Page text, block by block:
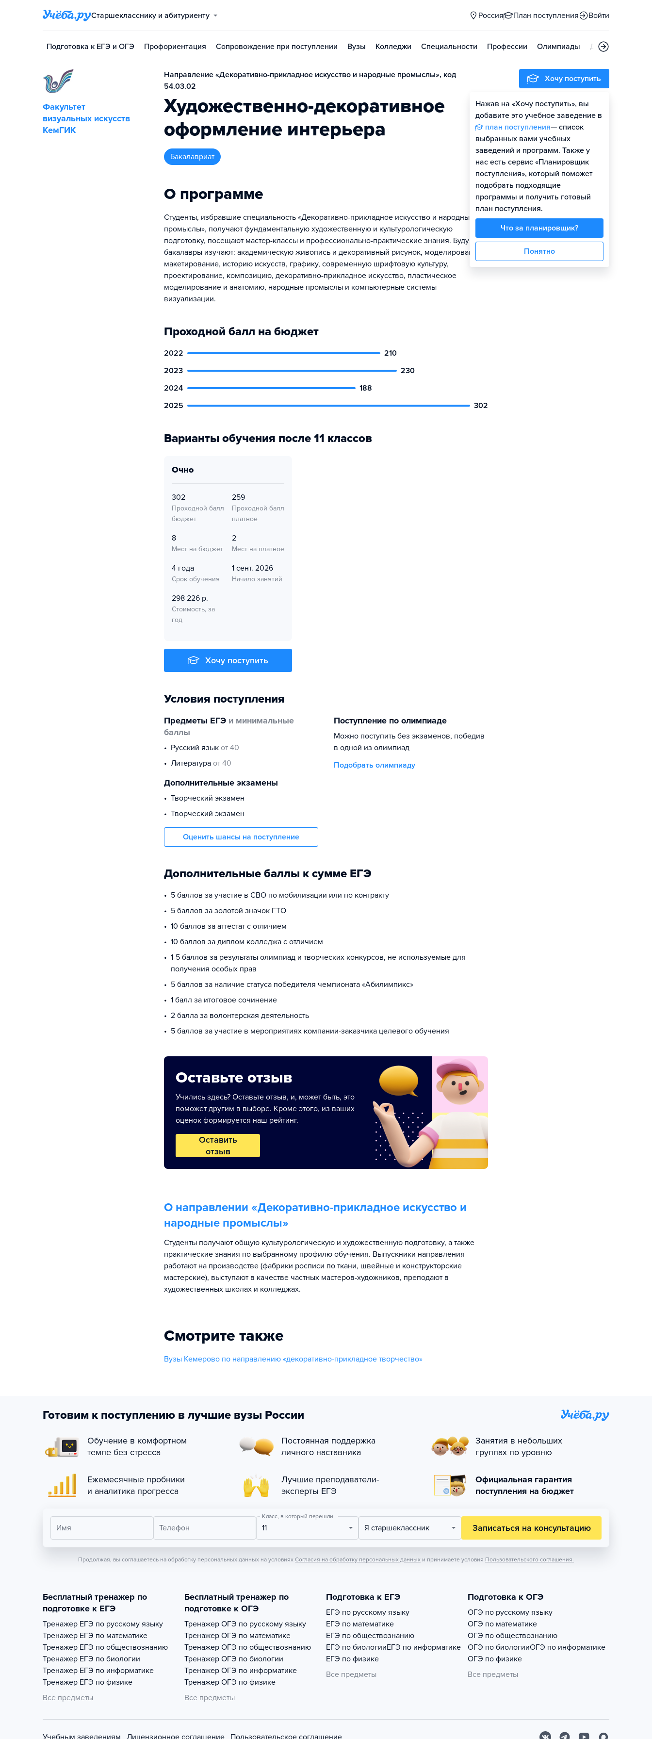
Старшекласснику и абитуриенту Россия План поступления Войти
Подготовка к ЕГЭ и ОГЭ Профориентация Сопровождение при поступлении Вузы Колледжи Специальности Профессии Олимпиады Дни открытых
Факультет
визуальных искусств
КемГИК
Направление «Декоративно-прикладное искусство и народные промыслы», код
54.03.02
Художественно-декоративное
оформление интерьера
бакалавриат
О программе
Студенты, избравшие специальность «Декоративно-прикладное искусство и народные
промыслы», получают фундаментальную художественную и культурологическую
подготовку, посещают мастер-классы и профессионально-практические знания. Будущие
бакалавры изучают: академическую живопись и декоративный рисунок, моделирование,
макетирование, историю искусств, графику, современную шрифтовую культуру,
проектирование, композицию, декоративно-прикладное искусство, пластическое
моделирование и анатомию, народные промыслы и компьютерные системы
визуализации.
Проходной балл на бюджет
2022
210
2023
230
2024
188
2025
302
Варианты обучения после 11 классов
очно
302
Проходной балл
бюджет
259
Проходной балл
платное
8
Мест на бюджет
2
Мест на платное
4 года
Срок обучения
1 сент. 2026
Начало занятий
298 226 р.
Стоимость, за
год
Хочу поступить
Условия поступления
Предметы ЕГЭ и минимальные
баллы
русский язык от 40
литература от 40
Дополнительные экзамены
Творческий экзамен
творческий экзамен
Оценить шансы на поступление
Поступление по олимпиаде
Можно поступить без экзаменов, победив
в одной из олимпиад
Подобрать олимпиаду
Дополнительные баллы к сумме ЕГЭ
5 баллов за участие в СВО по мобилизации или по контракту
5 баллов за золотой значок ГТО
10 баллов за аттестат с отличием
10 баллов за диплом колледжа с отличием
1-5 баллов за результаты олимпиад и творческих конкурсов, не используемые для
получения особых прав
5 баллов за наличие статуса победителя чемпионата «Абилимпикс»
1 балл за итоговое сочинение
2 балла за волонтерская деятельность
5 баллов за участие в мероприятиях компании-заказчика целевого обучения
Оставьте отзыв
Учились здесь? Оставьте отзыв, и, может быть, это
поможет другим в выборе. Кроме этого, из ваших
оценок формируется наш рейтинг.
Оставить
отзыв
О направлении «Декоративно-прикладное искусство и
народные промыслы»
Студенты получают общую культурологическую и художественную подготовку, а также
практические знания по выбранному профилю обучения. Выпускники направления
работают на производстве (фабрики росписи по ткани, швейные и конструкторские
мастерские), выступают в качестве частных мастеров-художников, преподают в
художественных школах и колледжах.
Смотрите также
Вузы Кемерово по направлению «декоративно-прикладное творчество»
Хочу поступить
Нажав на «Хочу поступить», вы
добавите это учебное заведение в
план поступления— список
выбранных вами учебных
заведений и программ. Также у
нас есть сервис «Планировщик
поступления», который поможет
подобрать подходящие
программы и получить готовый
план поступления.
Что за планировщик?
Понятно
Оценить шансы
Готовим к поступлению в лучшие вузы России
Обучение в комфортном
темпе без стресса
Постоянная поддержка
личного наставника
Занятия в небольших
группах по уровню
Ежемесячные пробники
и аналитика прогресса
Лучшие преподаватели-
эксперты ЕГЭ
Официальная гарантия
поступления на бюджет
Имя Телефон
Класс, в который перешли
11 Я старшеклассник Записаться на консультацию
Продолжая, вы соглашаетесь на обработку персональных данных на условиях Согласия на обработку персональных данных и принимаете условия Пользовательского соглашения.
Бесплатный тренажер по
подготовке к ЕГЭ
Тренажер ЕГЭ по русскому языку
Тренажер ЕГЭ по математике
Тренажер ЕГЭ по обществознанию
Тренажер ЕГЭ по биологии
Тренажер ЕГЭ по информатике
Тренажер ЕГЭ по физике
Все предметы
Бесплатный тренажер по
подготовке к ОГЭ
Тренажер ОГЭ по русскому языку
Тренажер ОГЭ по математике
Тренажер ОГЭ по обществознанию
Тренажер ОГЭ по биологии
Тренажер ОГЭ по информатике
Тренажер ОГЭ по физике
Все предметы
Подготовка к ЕГЭ
ЕГЭ по русскому языку
ЕГЭ по математике
ЕГЭ по обществознанию
ЕГЭ по биологииЕГЭ по информатике
ЕГЭ по физике
Все предметы
Подготовка к ОГЭ
ОГЭ по русскому языку
ОГЭ по математике
ОГЭ по обществознанию
ОГЭ по биологииОГЭ по информатике
ОГЭ по физике
Все предметы
Учебным заведениям Лицензионное соглашение Пользовательское соглашение